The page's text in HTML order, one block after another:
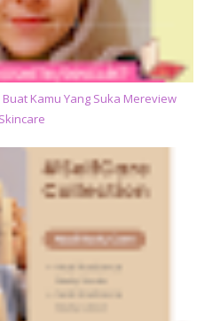
Buat Kamu Yang Suka Mereview
Skincare